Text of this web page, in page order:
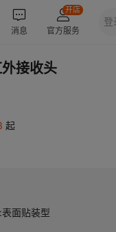
接收头
起
:表面贴装型